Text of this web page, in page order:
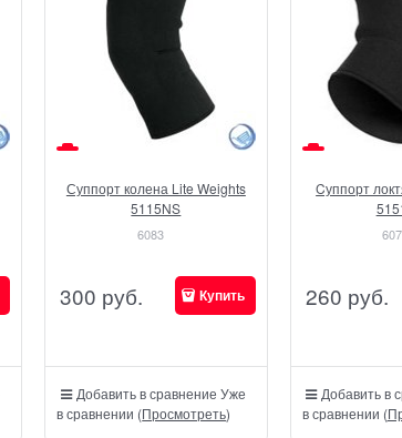
Суппорт колена Lite Weights
5115NS
6083
300 руб. Купить
Добавить в сравнение Уже
в сравнении (Просмотреть)
Cуппорт
260 руб.
Добавить в
в сравнении (